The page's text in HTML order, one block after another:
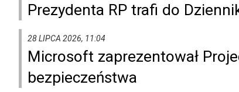
Prezydenta RP trafi do
28 LIPCA 2026, 11:04
Microsoft zaprezentował
bezpieczeństwa